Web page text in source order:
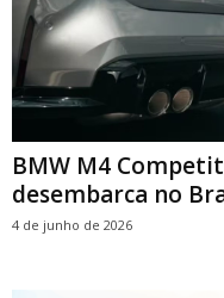
BMW M4
desembarca no
4 de junho de 2026